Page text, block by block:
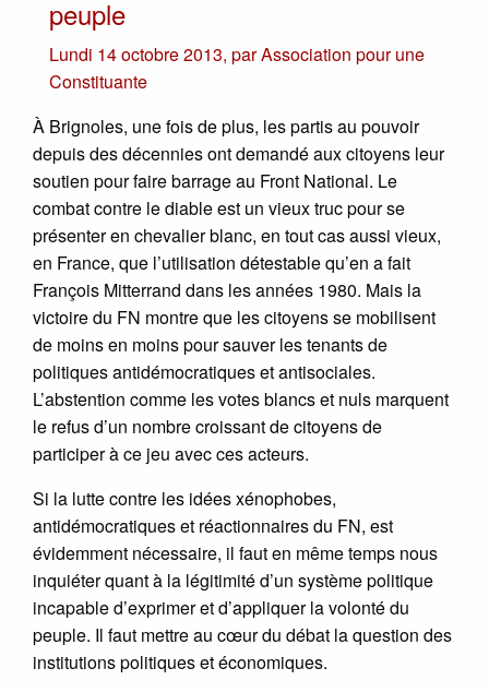
peuple
Lundi 14 octobre 2013, parAssociation pour une
Constituante
À Brignoles, une fois de plus, les partis au pouvoir
depuis des décennies ont demandé aux citoyens leur
soutien pour faire barrage au Front National. Le
combat contre le diable est un vieux truc pour se
présenter en chevalier blanc, en tout cas aussi vieux,
en France, que l’utilisation détestable qu’en a fait
François Mitterrand dans les années 1980. Mais la
victoire du FN montre que les citoyens se mobilisent
de moins en moins pour sauver les tenants de
politiques antidémocratiques et antisociales.
L’abstention comme les votes blancs et nuls marquent
le refus d’un nombre croissant de citoyens de
participer à ce jeu avec ces acteurs.
Si la lutte contre les idées xénophobes,
antidémocratiques et réactionnaires du FN, est
évidemment nécessaire, il faut en même temps nous
inquiéter quant à la légitimité d’un système politique
incapable d’exprimer et d’appliquer la volonté du
peuple. Il faut mettre au cœur du débat la question des
institutions politiques et économiques.